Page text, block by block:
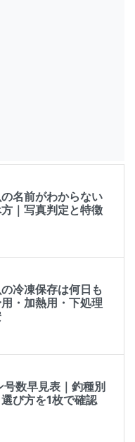
名前がわからない
｜写真判定と特徴
冷凍保存は何日も
・加熱用・下処理
号数早見表｜釣種別
び方を1枚で確認